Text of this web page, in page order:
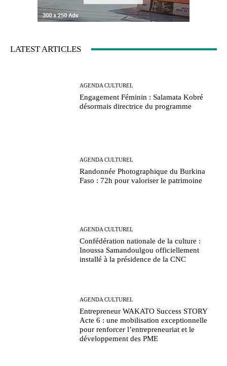
LATEST ARTICLES
AGENDA CULTUREL
Engagement Féminin : Salamata Kobré
désormais directrice du programme
AGENDA CULTUREL
Randonnée Photographique du Burkina
Faso : 72h pour valoriser le patrimoine
AGENDA CULTUREL
Confédération nationale de la culture :
Inoussa Samandoulgou officiellement
installé à la présidence de la CNC
AGENDA CULTUREL
Entrepreneur WAKATO Success STORY
Acte 6 : une mobilisation exceptionnelle
pour renforcer l’entrepreneuriat et le
développement des PME